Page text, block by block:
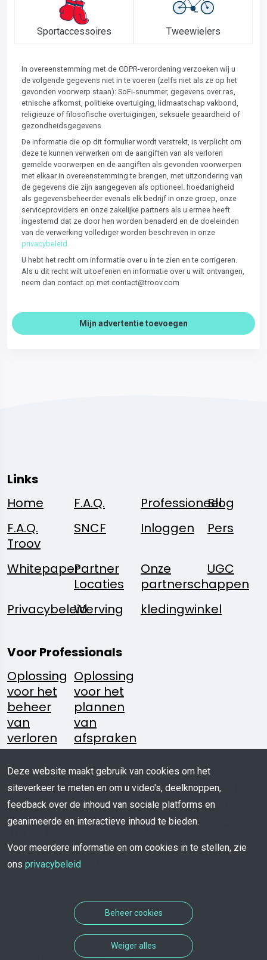
Sportaccessoires Tweewielers
In overeenstemming met de GDPR-verordening verzoeken wij u
de volgende gegevens niet in te voeren (zelfs niet als ze op het
gevonden voorwerp staan): SoFi-snummer, gegevens over ras,
etnische afkomst, politieke overtuiging, lidmaatschap vakbond,
religieuze of filosofische overtuigingen, seksuele geaardheid of
gezondheidsgegevens
De informatie die op dit formulier wordt verstrekt, is verplicht om
deze te kunnen verwerken om de aangiften van als verloren
gemelde voorwerpen en de aangiften als gevonden voorwerpen
met elkaar in overeenstemming te brengen, met uitzondering van
de gegevens die zijn aangegeven als optioneel. hoedanigheid
als gegevensbeheerder evenals elk bedrijf in onze groep, onze
serviceproviders en onze zakelijke partners als u ermee heeft
ingestemd dat ze door hen worden benaderd en de doeleinden
van de verwerking vollediger worden beschreven in onze
privacybeleid.
U hebt het recht om informatie over u in te zien en te corrigeren.
Als u dit recht wilt uitoefenen en informatie over u wilt ontvangen,
neem dan contact op met contact@troov.com
Mijn advertentie toevoegen
Links
Home
F.A.Q. Professioneel
Blog
F.A.Q.
Troov
SNCF Inloggen Pers
WhitepaperPartner
Locaties
Onze
partnerschappen
UGC
PrivacybeleidWerving kledingwinkel
Voor Professionals
Oplossing
voor het
beheer
van
verloren
voorwerpen
Oplossing
voor het
plannen
van
afspraken
Volg
Ons:
Heeft U
Een
Vraag?
Schrijf
Media
Kit
Download
Mobiele
App
Deze website maakt gebruik van cookies om het
siteverkeer te meten en om u video's, deelknoppen,
feedback over de inhoud van sociale platforms en
geanimeerde en interactieve inhoud te bieden.
Voor meerdere informatie en om cookies in te stellen, zie
ons privacybeleid
Beheer cookies
Weiger alles